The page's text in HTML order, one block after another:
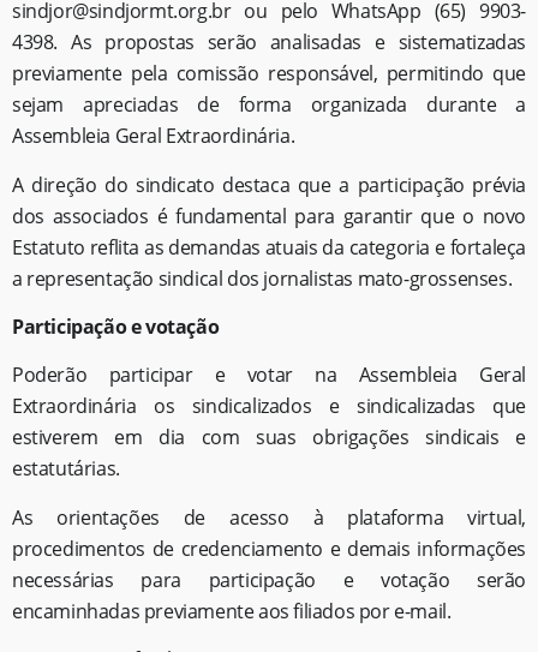
sindjor@sindjormt.org.br ou pelo WhatsApp (65) 9903-
4398. As propostas serão analisadas e sistematizadas
previamente pela comissão responsável, permitindo que
sejam apreciadas de forma organizada durante a
Assembleia Geral Extraordinária.
A direção do sindicato destaca que a participação prévia
dos associados é fundamental para garantir que o novo
Estatuto reflita as demandas atuais da categoria e fortaleça
a representação sindical dos jornalistas mato-grossenses.
Participação e votação
Poderão participar e votar na Assembleia Geral
Extraordinária os sindicalizados e sindicalizadas que
estiverem em dia com suas obrigações sindicais e
estatutárias.
As orientações de acesso à plataforma virtual,
procedimentos de credenciamento e demais informações
necessárias para participação e votação serão
encaminhadas previamente aos filiados por e-mail.